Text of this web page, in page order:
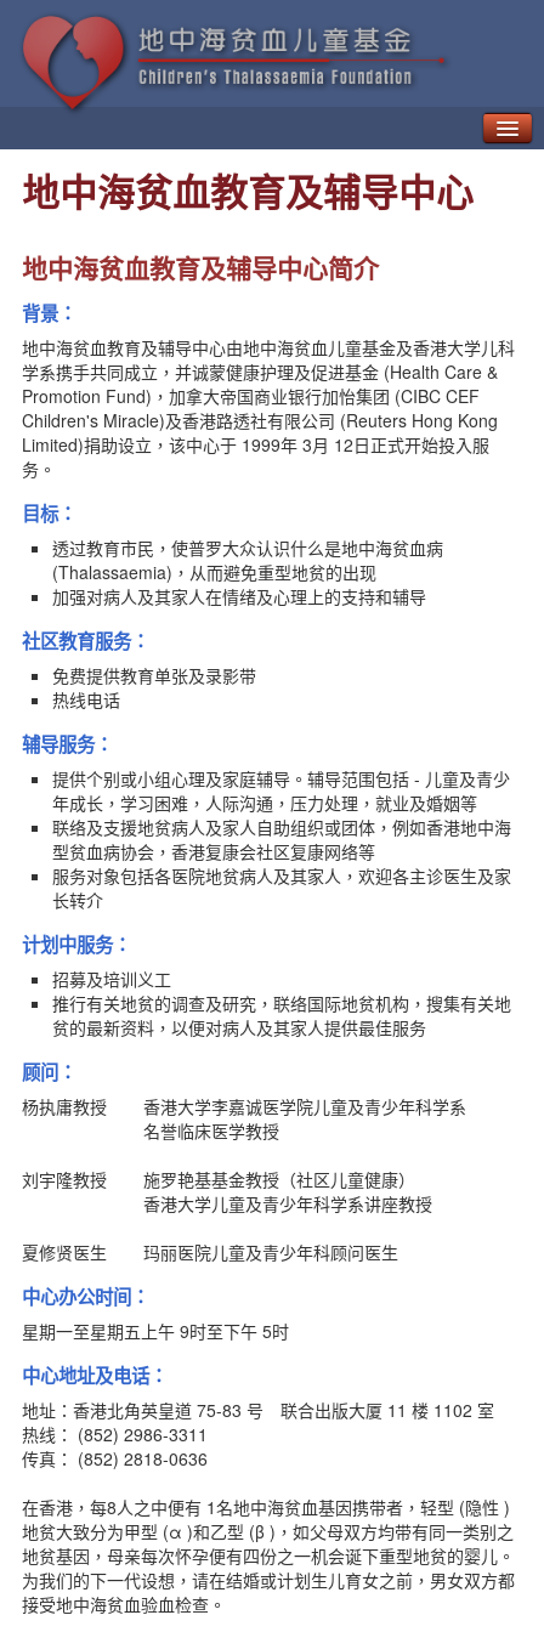
如何治疗「地贫」
新一代疗法
病人日常生活需知
地中海贫血的遗传与预防
地中海贫血儿童基金
地中海贫血教育及辅导中心
贫友资讯
最新动向
地贫资讯
资讯天地
表格下载
新闻资讯
繁体版
English version
主页
地中海贫血教育及辅导中心
地中海贫血教育及辅导中心简介
背景：
地中海贫血教育及辅导中心由地中海贫血儿童基金及香港大学儿科
学系携手共同成立，并诚蒙健康护理及促进基金 (Health Care &
Promotion Fund)，加拿大帝国商业银行加怡集团 (CIBC CEF
Children's Miracle)及香港路透社有限公司 (Reuters Hong Kong
Limited)捐助设立，该中心于 1999年 3月 12日正式开始投入服
务。
目标：
透过教育市民，使普罗大众认识什么是地中海贫血病
(Thalassaemia)，从而避免重型地贫的出现
加强对病人及其家人在情绪及心理上的支持和辅导
社区教育服务：
免费提供教育单张及录影带
热线电话
辅导服务：
提供个别或小组心理及家庭辅导。辅导范围包括 - 儿童及青少
年成长，学习困难，人际沟通，压力处理，就业及婚姻等
联络及支援地贫病人及家人自助组织或团体，例如香港地中海
型贫血病协会，香港复康会社区复康网络等
服务对象包括各医院地贫病人及其家人，欢迎各主诊医生及家
长转介
计划中服务：
招募及培训义工
推行有关地贫的调查及研究，联络国际地贫机构，搜集有关地
贫的最新资料，以便对病人及其家人提供最佳服务
顾问：
杨执庸教授
香港大学李嘉诚医学院儿童及青少年科学系
名誉临床医学教授
刘宇隆教授
施罗艳基基金教授（社区儿童健康）
香港大学儿童及青少年科学系讲座教授
夏修贤医生
玛丽医院儿童及青少年科顾问医生
中心办公时间：
星期一至星期五上午 9时至下午 5时
中心地址及电话：
地址：香港北角英皇道 75-83 号 联合出版大厦 11 楼 1102 室
热线： (852) 2986-3311
传真： (852) 2818-0636
在香港，每8人之中便有 1名地中海贫血基因携带者，轻型 (隐性 )
地贫大致分为甲型 (α )和乙型 (β )，如父母双方均带有同一类别之
地贫基因，母亲每次怀孕便有四份之一机会诞下重型地贫的婴儿。
为我们的下一代设想，请在结婚或计划生儿育女之前，男女双方都
接受地中海贫血验血检查。